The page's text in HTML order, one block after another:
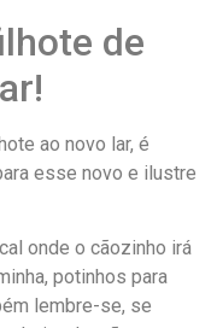
de
ao novo lar, é
esse novo e ilustre
onde o cãozinho irá
potinhos para
lembre-se, se